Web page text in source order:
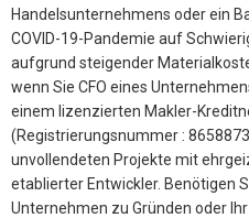
Handelsunternehmens oder ein
COVID-19-Pandemie auf
aufgrund steigender
wenn Sie CFO eines
einem lizenzierten Makler-
(Registrierungsnummer :
unvollendeten Projekte mit
etablierter Entwickler. Benötigen
Unternehmen zu Gründen oder